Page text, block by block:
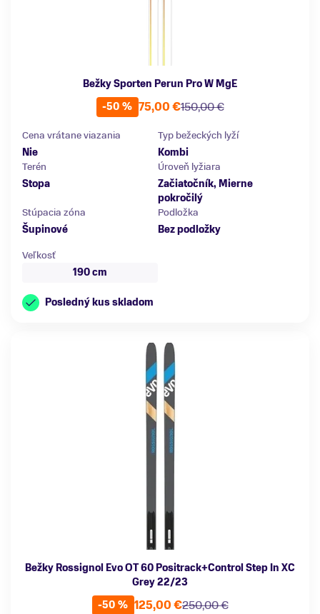
Bežky Sporten Perun Pro W MgE
-50 %
150,00 €
75,00 €
Cena vrátane viazania
Nie
Typ bežeckých lyží
Kombi
Terén
Stopa
Úroveň lyžiara
Začiatočník, Mierne
pokročilý
Stúpacia zóna
Šupinové
Podložka
Bez podložky
Veľkosť
190 cm
Posledný kus skladom
Bežky Rossignol Evo OT 60 Positrack+Control Step In XC
Grey 22/23
-50 %
250,00 €
125,00 €